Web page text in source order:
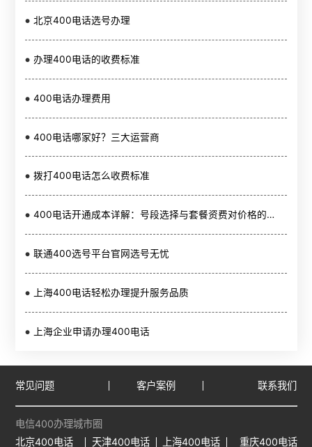
北京400电话选号办理
办理400电话的收费标准
400电话办理费用
400电话哪家好？三大运营商
拨打400电话怎么收费标准
400电话开通成本详解：号段选择与套餐资费对价格的影响
联通400选号平台官网选号无忧
上海400电话轻松办理提升服务品质
上海企业申请办理400电话
常见问题 客户案例 联系我们
电信400办理城市圈
北京400电话
天津400电话 上海400电话 重庆400电话